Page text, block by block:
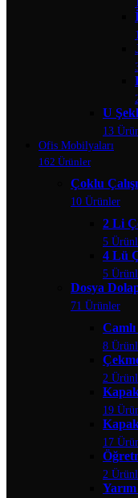
U
13
Ofis Mobilyaları
162 Ürünler
Çoklu
10 Ürünler
2 Li
5
4 Lü
5
Dosya
71 Ürünler
8
2
19
17
2